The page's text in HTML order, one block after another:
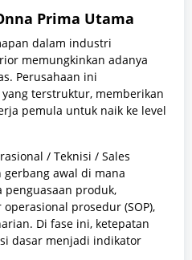
Prima Utama
dalam industri
memungkinkan adanya
Perusahaan ini
terstruktur, memberikan
pemula untuk naik ke level
/ Teknisi / Sales
awal di mana
penguasaan produk,
prosedur (SOP),
Di fase ini, ketepatan
dasar menjadi indikator